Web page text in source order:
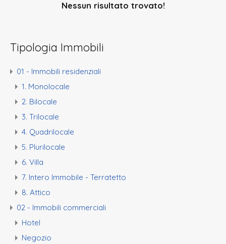
Nessun risultato trovato!
Tipologia Immobili
01 - Immobili residenziali
1. Monolocale
2. Bilocale
3. Trilocale
4. Quadrilocale
5. Plurilocale
6. Villa
7. Intero Immobile - Terratetto
8. Attico
02 - Immobili commerciali
Hotel
Negozio